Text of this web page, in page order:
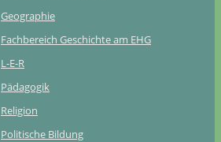
Geographie
Fachbereich Geschichte am EHG
L-E-R
Pädagogik
Religion
Politische Bildung